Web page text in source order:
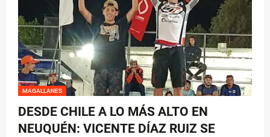
MAGALLANES
DESDE CHILE A LO MÁS ALTO EN
NEUQUÉN: VICENTE DÍAZ RUIZ SE